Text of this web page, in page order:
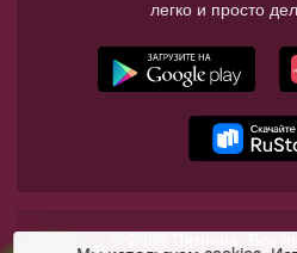
легко и просто
© 2026 Пятница. Все